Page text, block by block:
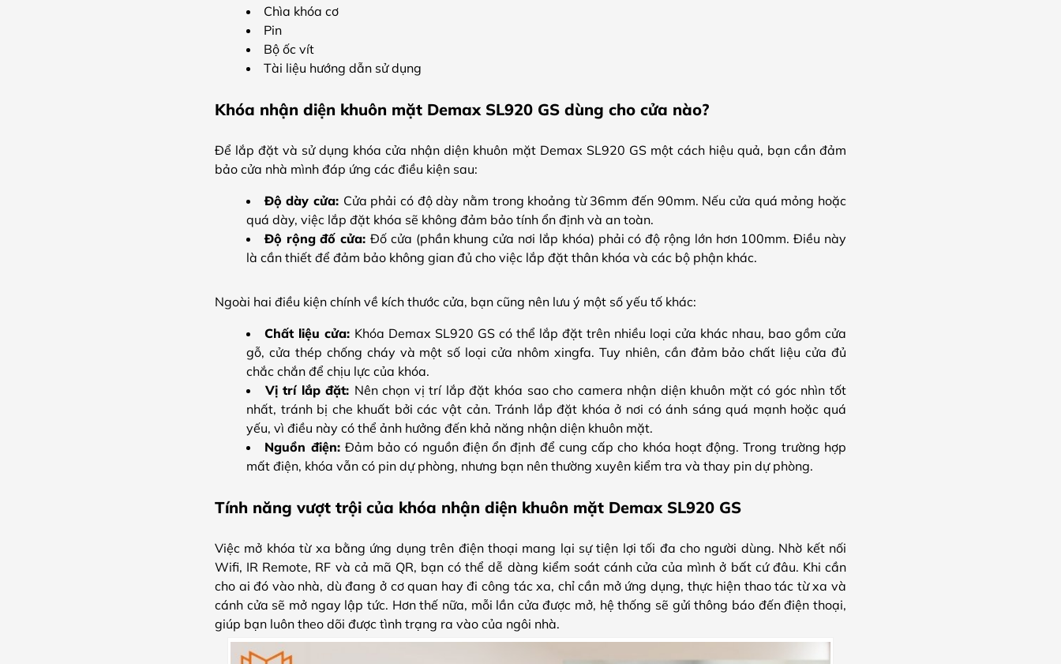
Chìa khóa cơ
Pin
Bộ ốc vít
Tài liệu hướng dẫn sử dụng
Khóa nhận diện khuôn mặt Demax SL920 GS dùng cho cửa nào?
Để lắp đặt và sử dụng khóa cửa nhận diện khuôn mặt Demax SL920 GS một cách hiệu quả, bạn cần đảm
bảo cửa nhà mình đáp ứng các điều kiện sau:
Độ dày cửa: Cửa phải có độ dày nằm trong khoảng từ 36mm đến 90mm. Nếu cửa quá mỏng hoặc
quá dày, việc lắp đặt khóa sẽ không đảm bảo tính ổn định và an toàn.
Độ rộng đố cửa:Đố cửa (phần khung cửa nơi lắp khóa) phải có độ rộng lớn hơn 100mm. Điều này
là cần thiết để đảm bảo không gian đủ cho việc lắp đặt thân khóa và các bộ phận khác.
Ngoài hai điều kiện chính về kích thước cửa, bạn cũng nên lưu ý một số yếu tố khác:
Chất liệu cửa: Khóa Demax SL920 GS có thể lắp đặt trên nhiều loại cửa khác nhau, bao gồm cửa
gỗ, cửa thép chống cháy và một số loại cửa nhôm xingfa. Tuy nhiên, cần đảm bảo chất liệu cửa đủ
chắc chắn để chịu lực của khóa.
Vị trí lắp đặt: Nên chọn vị trí lắp đặt khóa sao cho camera nhận diện khuôn mặt có góc nhìn tốt
nhất, tránh bị che khuất bởi các vật cản. Tránh lắp đặt khóa ở nơi có ánh sáng quá mạnh hoặc quá
yếu, vì điều này có thể ảnh hưởng đến khả năng nhận diện khuôn mặt.
Nguồn điện: Đảm bảo có nguồn điện ổn định để cung cấp cho khóa hoạt động. Trong trường hợp
mất điện, khóa vẫn có pin dự phòng, nhưng bạn nên thường xuyên kiểm tra và thay pin dự phòng.
Tính năng vượt trội của khóa nhận diện khuôn mặt Demax SL920 GS
Việc mở khóa từ xa bằng ứng dụng trên điện thoại mang lại sự tiện lợi tối đa cho người dùng. Nhờ kết nối
Wifi, IR Remote, RF và cả mã QR, bạn có thể dễ dàng kiểm soát cánh cửa của mình ở bất cứ đâu. Khi cần
cho ai đó vào nhà, dù đang ở cơ quan hay đi công tác xa, chỉ cần mở ứng dụng, thực hiện thao tác từ xa và
cánh cửa sẽ mở ngay lập tức. Hơn thế nữa, mỗi lần cửa được mở, hệ thống sẽ gửi thông báo đến điện thoại,
giúp bạn luôn theo dõi được tình trạng ra vào của ngôi nhà.